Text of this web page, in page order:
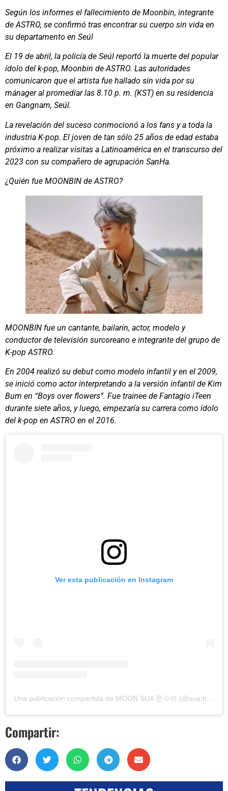
Según los informes el fallecimiento de Moonbin, integrante
de ASTRO, se confirmó tras encontrar su cuerpo sin vida en
su departamento en Seúl
El 19 de abril, la policía de Seúl reportó la muerte del popular
ídolo del k-pop, Moonbin de ASTRO. Las autoridades
comunicaron que el artista fue hallado sin vida por su
mánager al promediar las 8.10 p. m. (KST) en su residencia
en Gangnam, Seúl.
La revelación del suceso conmocionó a los fans y a toda la
industria K-pop. El joven de tan sólo 25 años de edad estaba
próximo a realizar visitas a Latinoamérica en el transcurso del
2023 con su compañero de agrupación SanHa.
¿Quién fue MOONBIN de ASTRO?
MOONBIN fue un cantante, bailarín, actor, modelo y
conductor de televisión surcoreano e integrante del grupo de
K-pop ASTRO.
En 2004 realizó su debut como modelo infantil y en el 2009,
se inició como actor interpretando a la versión infantil de Kim
Bum en “Boys over flowers”. Fue trainee de Fantagio iTeen
durante siete años, y luego, empezaría su carrera como ídolo
del k-pop en ASTRO en el 2016.
Ver esta publicación en Instagram
Compartir: